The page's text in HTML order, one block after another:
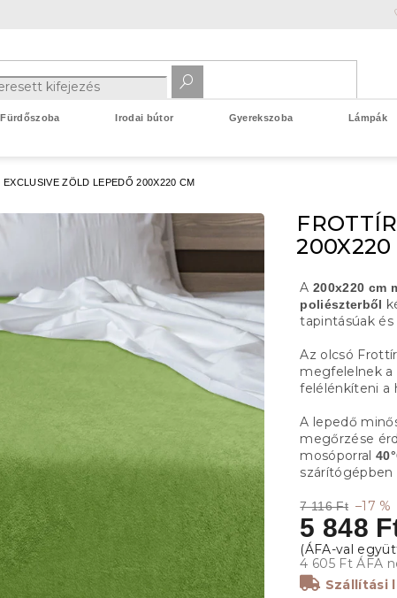
Fürdőszoba Irodai bútor Gyerekszoba Lámpák
ZÖLD LEPEDŐ 200X220 CM
200X220
7 116 Ft –17 %
5 848
4 605 Ft ÁFA
Szállítási
A200x220 cm
poliészterből
tapintásúak és
Az olcsó
megfelelnek a
felélénkíteni a
A lepedő
megőrzése
mosóporral
szárítógépben